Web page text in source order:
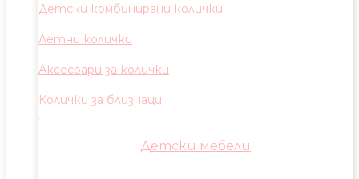
Детски комбинирани колички
Летни колички
Аксесоари за колички
Колички за близнаци
Детски мебели